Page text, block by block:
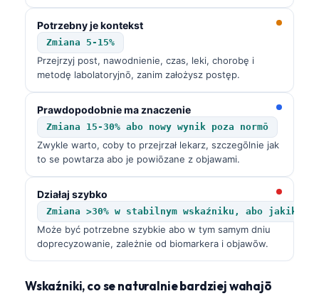
Potrzebny je kontekst
Zmiana 5-15%
Przejrzyj post, nawodnienie, czas, leki, chorobę i
metodę labolatoryjnō, zanim założysz postęp.
Prawdopodobnie ma znaczenie
Zmiana 15-30% abo nowy wynik poza normō
Zwykle warto, coby to przejrzał lekarz, szczegōlnie jak
to se powtarza abo je powiōzane z objawami.
Działaj szybko
Zmiana >30% w stabilnym wskaźniku, abo
Może być potrzebne szybkie abo w tym samym dniu
doprecyzowanie, zależnie od biomarkera i objawōw.
Wskaźniki, co se naturalnie bardziej wahajō